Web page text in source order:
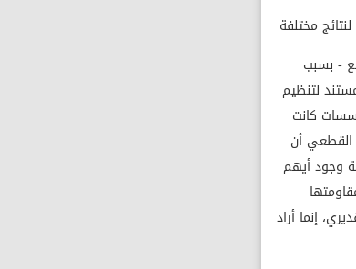
مختلفة
- بسبب
لتنظيم
كانت
القطعي أن
وجود أيهم
إنما أراد